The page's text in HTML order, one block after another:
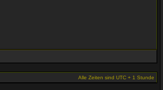
Alle Zeiten sind UTC + 1 Stunde